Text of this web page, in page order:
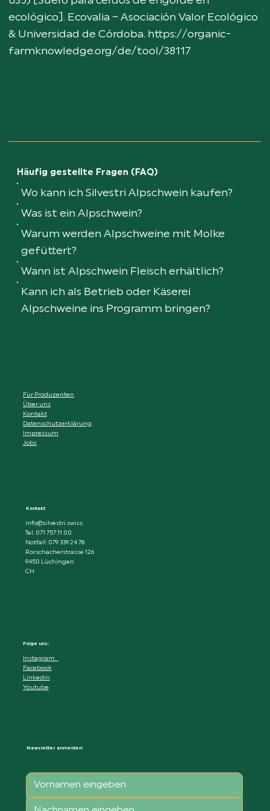
ecológico]. Ecovalia – Asociación Valor Ecológico
& Universidad de Córdoba. https://organic-
farmknowledge.org/de/tool/38117
Häufig gestellte Fragen (FAQ)
Wo kann ich Silvestri Alpschwein kaufen?
Was ist ein Alpschwein?
Warum werden Alpschweine mit Molke
gefüttert?
Wann ist Alpschwein Fleisch erhältlich?
Kann ich als Betrieb oder Käserei
Alpschweine ins Programm bringen?
Für Produzenten
Über uns
Kontakt
Datenschutzerklärung
Impressum
Jobs
Kontakt
info@silvestri.swiss
Tel. 071 757 11 00
Notfall: 079 339 24 78
Rorschacherstrasse 126
9450 Lüchingen
CH
Folge uns:
Instagram
Facebook
Linkedin
Youtube
Newsletter anmelden: